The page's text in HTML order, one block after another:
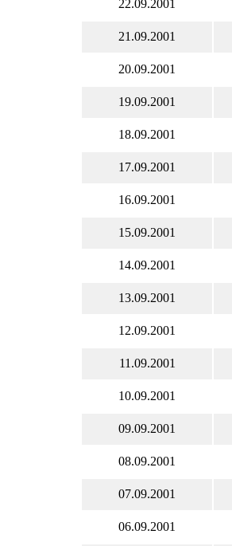
22.09.2001
21.09.2001
20.09.2001
19.09.2001
18.09.2001
17.09.2001
16.09.2001
15.09.2001
14.09.2001
13.09.2001
12.09.2001
11.09.2001
10.09.2001
09.09.2001
08.09.2001
07.09.2001
06.09.2001